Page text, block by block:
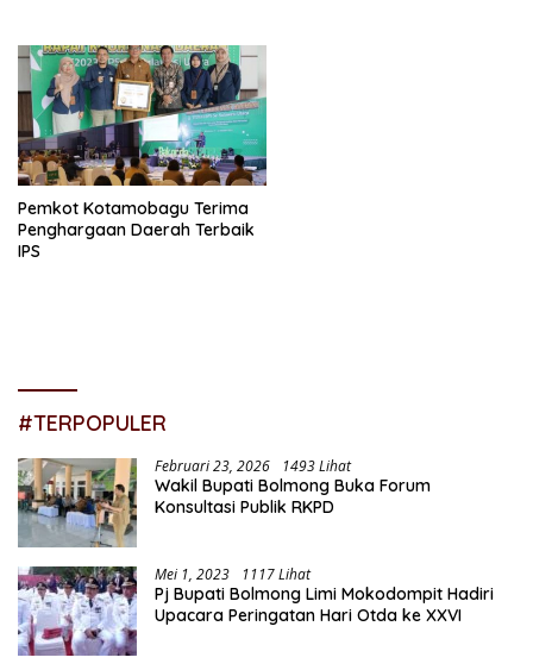
Pemkot Kotamobagu Terima
Penghargaan Daerah Terbaik
IPS
#TERPOPULER
Februari 23, 2026 1493 Lihat
Wakil Bupati Bolmong Buka Forum
Konsultasi Publik RKPD
Mei 1, 2023 1117 Lihat
Pj Bupati Bolmong Limi Mokodompit Hadiri
Upacara Peringatan Hari Otda ke XXVI